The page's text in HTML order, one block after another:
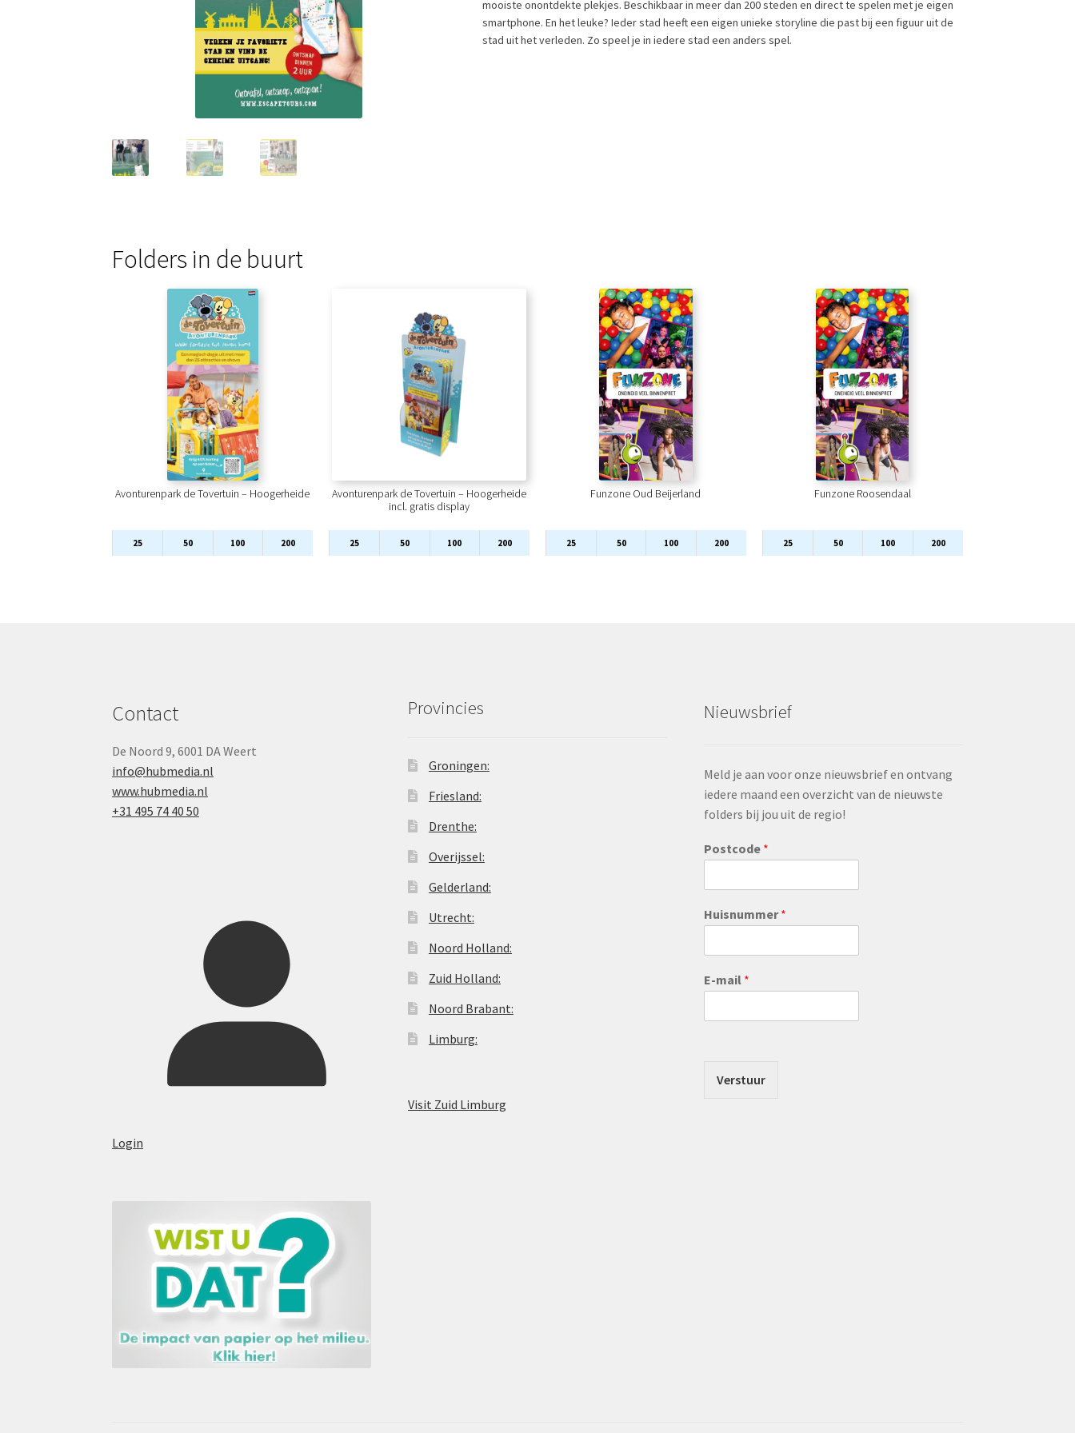
mooiste onontdekte plekjes. Beschikbaar in meer dan 200 steden en direct te spelen met je eigen
smartphone. En het leuke? Ieder stad heeft een eigen unieke storyline die past bij een figuur uit de
stad uit het verleden. Zo speel je in iedere stad een anders spel.
Folders in de buurt
Avonturenpark de Tovertuin – Hoogerheide
25 50 100 200
Avonturenpark de Tovertuin – Hoogerheide
incl. gratis display
25 50 100 200
Funzone Oud Beijerland
25 50 100 200
Funzone Roosendaal
25 50 100 200
Contact
De Noord 9, 6001 DA Weert
info@hubmedia.nl
www.hubmedia.nl
+31 495 74 40 50
Login
Provincies
Groningen:
Friesland:
Drenthe:
Overijssel:
Gelderland:
Utrecht:
Noord Holland:
Zuid Holland:
Noord Brabant:
Limburg:
Visit Zuid Limburg
Nieuwsbrief
Meld je aan voor onze nieuwsbrief en ontvang
iedere maand een overzicht van de nieuwste
folders bij jou uit de regio!
Postcode *
Huisnummer*
E-mail *
Verstuur